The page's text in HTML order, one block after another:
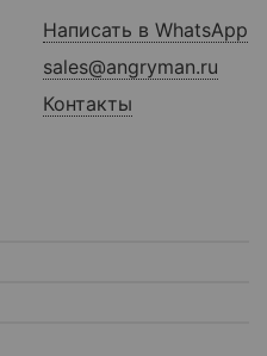
Написать в WhatsApp
sales@angryman.ru
Контакты